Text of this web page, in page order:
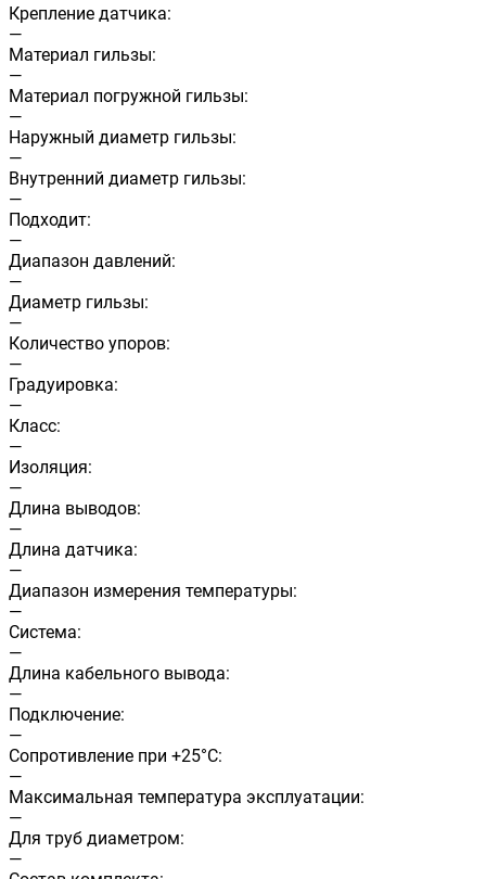
Крепление датчика:
—
Материал гильзы:
—
Материал погружной гильзы:
—
Наружный диаметр гильзы:
—
Внутренний диаметр гильзы:
—
Подходит:
—
Диапазон давлений:
—
Диаметр гильзы:
—
Количество упоров:
—
Градуировка:
—
Класс:
—
Изоляция:
—
Длина выводов:
—
Длина датчика:
—
Диапазон измерения температуры:
—
Система:
—
Длина кабельного вывода:
—
Подключение:
—
Сопротивление при +25°С:
—
Максимальная температура эксплуатации:
—
Для труб диаметром:
—